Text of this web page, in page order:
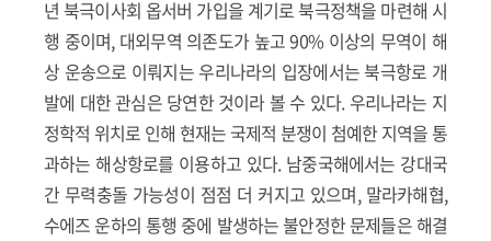
년 북극이사회 옵서버 가입을 계기로 북극정책을 마련해 시
행 중이며, 대외무역 의존도가 높고 90% 이상의 무역이 해
상 운송으로 이뤄지는 우리나라의 입장에서는 북극항로 개
발에 대한 관심은 당연한 것이라 볼 수 있다. 우리나라는 지
정학적 위치로 인해 현재는 국제적 분쟁이 첨예한 지역을 통
과하는 해상항로를 이용하고 있다. 남중국해에서는 강대국
간 무력충돌 가능성이 점점 더 커지고 있으며, 말라카해협,
수에즈 운하의 통행 중에 발생하는 불안정한 문제들은 해결